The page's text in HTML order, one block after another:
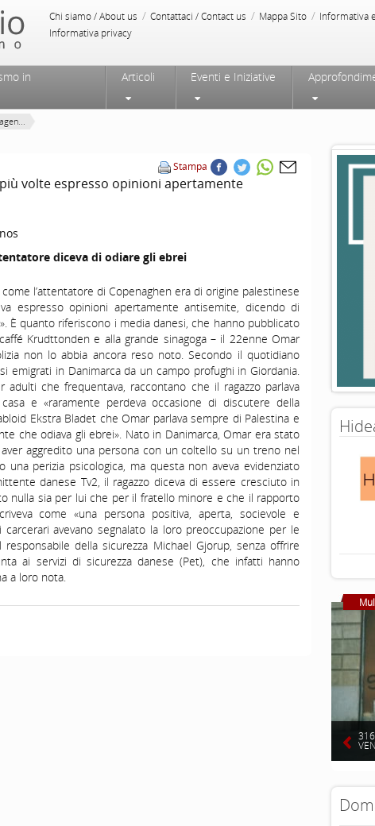
Chi siamo / About us / Contattaci / Contact us / Mappa Sito / Informativa
Informativa privacy
in
Articoli Eventi e Iniziative
Stampa
volte espresso opinioni apertamente
diceva di odiare gli ebrei
come l’attentatore di Copenaghen era di origine palestinese
espresso opinioni apertamente antisemite, dicendo di
È quanto riferiscono i media danesi, che hanno pubblicato
Krudttonden e alla grande sinagoga – il 22enne Omar
non lo abbia ancora reso noto. Secondo il quotidiano
emigrati in Danimarca da un campo profughi in Giordania.
che frequentava, raccontano che il ragazzo parlava
e «raramente perdeva occasione di discutere della
Ekstra Bladet che Omar parlava sempre di Palestina e
che odiava gli ebrei». Nato in Danimarca, Omar era stato
aggredito una persona con un coltello su un treno nel
perizia psicologica, ma questa non aveva evidenziato
danese Tv2, il ragazzo diceva di essere cresciuto in
nulla sia per lui che per il fratello minore e che il rapporto
come «una persona positiva, aperta, socievole e
avevano segnalato la loro preoccupazione per le
della sicurezza Michael Gjorup, senza offrire
ai servizi di sicurezza danese (Pet), che infatti hanno
a loro nota.